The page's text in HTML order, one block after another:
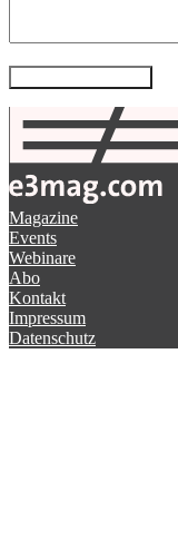
Magazine
Events
Webinare
Abo
Kontakt
Impressum
Datenschutz